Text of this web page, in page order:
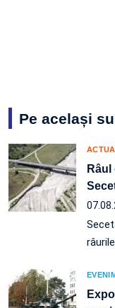
Pe același